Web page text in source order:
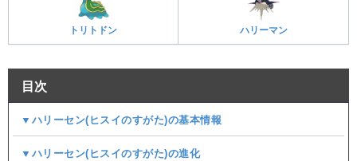
トリトドン ハリーマン
目次
▼ハリーセン(ヒスイのすがた)の基本情報
▼ハリーセン(ヒスイのすがた)の進化